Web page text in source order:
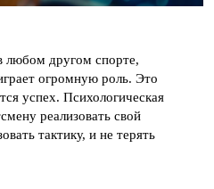
любом другом спорте,
огромную роль. Это
успех. Психологическая
реализовать свой
тактику, и не терять